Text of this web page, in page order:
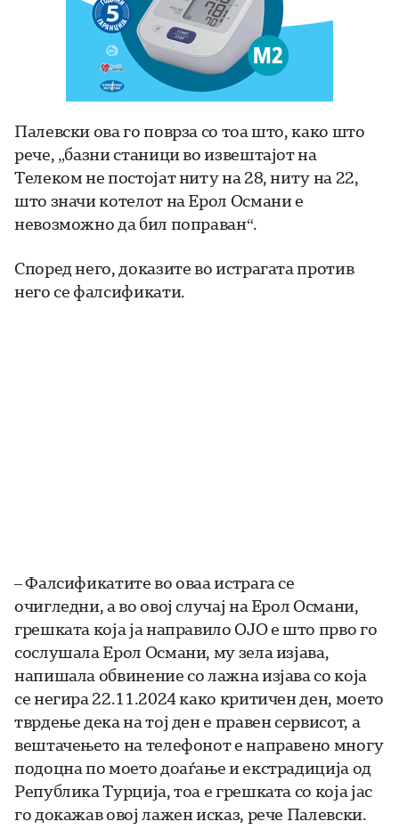
Палевски ова го поврза со тоа што, како што
рече, „базни станици во извештајот на
Телеком не постојат ниту на 28, ниту на 22,
што значи котелот на Ерол Османи е
невозможно да бил поправан“.
Според него, доказите во истрагата против
него се фалсификати.
– Фалсификатите во оваа истрага се
очигледни, а во овој случај на Ерол Османи,
грешката која ја направило ОЈО е што прво го
сослушала Ерол Османи, му зела изјава,
напишала обвинение со лажна изјава со која
се негира 22.11.2024 како критичен ден, моето
тврдење дека на тој ден е правен сервисот, а
вештачењето на телефонот е направено многу
подоцна по моето доаѓање и екстрадиција од
Република Турција, тоа е грешката со која јас
го докажав овој лажен исказ, рече Палевски.